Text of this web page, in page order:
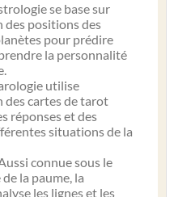
se base sur
des positions des
pour prédire
la personnalité
utilise
des cartes de tarot
réponses et des
situations de la
connue sous le
la paume, la
les lignes et les